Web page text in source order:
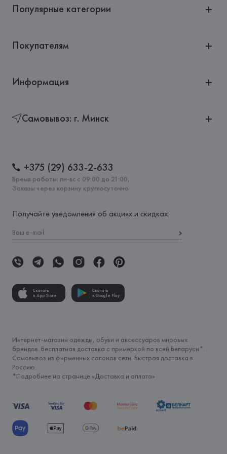
Популярные категории
Покупателям
Информация
Самовывоз: г. Минск
+375 (29) 633-2-633
Время работы: пн-вс с 09:00 до 21:00,
Заказы через корзину круглосуточно
Получайте уведомления об акциях и скидках:
Скачать
в App Store
Скачать
в Google Play
Интернет-магазин одежды, обуви и аксессуаров мировых
брендов. Бесплатная доставка с примеркой по всей Беларуси*.
Самовывоз из фирменных салонов сети. Быстрая доставка в
Россию.
*Подробнее на странице «Доставка и оплата»